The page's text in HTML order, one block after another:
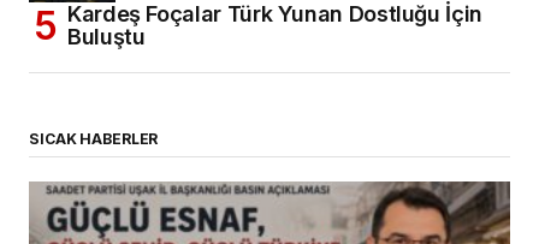
Kardeş Foçalar Türk Yunan Dostluğu İçin
Buluştu
SICAK HABERLER